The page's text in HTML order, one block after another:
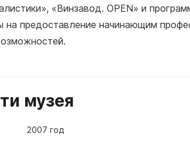
«Винзавод. OPEN» и
на предоставление начинающим
музея
2007 год